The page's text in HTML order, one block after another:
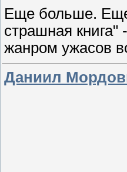
Еще больше.
страшная книга"
жанром ужасов
Даниил